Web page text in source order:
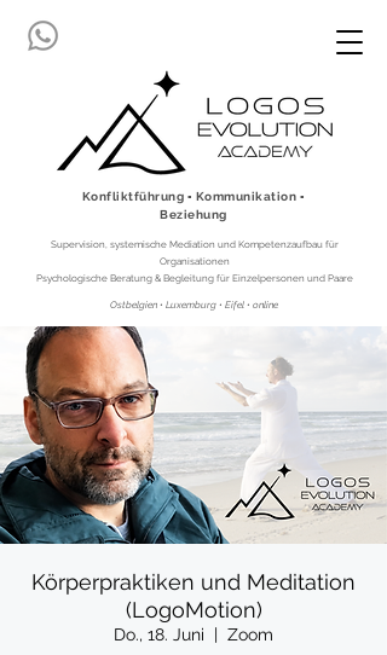
Ostbelgien • Luxemburg • Eifel • online
Konfliktführung ▪ Kommunikation ▪
Beziehung
Supervision, systemische Mediation und Kompetenzaufbau für
Organisationen
Psychologische Beratung & Begleitung für Einzelpersonen und Paare
Körperpraktiken und Meditation
(LogoMotion)
Do., 18. Juni
  |
Zoom